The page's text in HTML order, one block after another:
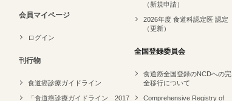
会員マイページ
ログイン
刊行物
食道癌診療ガイドライン
「食道癌診療ガイドライン 2017
（新規申請）
2026年度 食道科認定医 認定
（更新）
全国登録委員会
食道癌全国登録のNCDへの完
全移行について
Comprehensive Registry of